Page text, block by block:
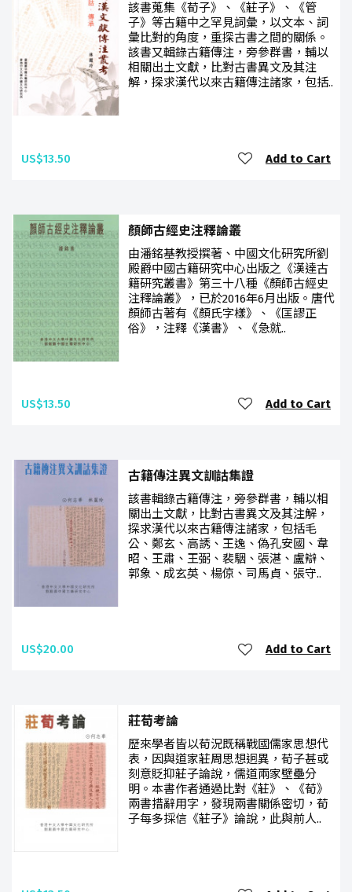
該書蒐集《荀子》、《莊子》、《管
子》等古籍中之罕見詞彙，以文本、詞
彙比對的角度，重探古書之間的關係。
該書又輯錄古籍傳注，旁參群書，輔以
相關出土文獻，比對古書異文及其注
解，探求漢代以來古籍傳注諸家，包括..
US$13.50 Add to Cart
顏師古經史注釋論叢
由潘銘基教授撰著、中國文化研究所劉
殿爵中國古籍研究中心出版之《漢達古
籍研究叢書》第三十八種《顏師古經史
注釋論叢》，已於2016年6月出版。唐代
顏師古著有《顏氏字樣》、《匡謬正
俗》，注釋《漢書》、《急就..
US$13.50 Add to Cart
古籍傳注異文訓詁集證
該書輯錄古籍傳注，旁參群書，輔以相
關出土文獻，比對古書異文及其注解，
探求漢代以來古籍傳注諸家，包括毛
公、鄭玄、高誘、王逸、偽孔安國、韋
昭、王肅、王弼、裴駰、張湛、盧辯、
郭象、成玄英、楊倞、司馬貞、張守..
US$20.00 Add to Cart
莊荀考論
歷來學者皆以荀況既稱戰國儒家思想代
表，因與道家莊周思想迥異，荀子甚或
刻意貶抑莊子論說，儒道兩家壁壘分
明。本書作者通過比對《莊》、《荀》
兩書措辭用字，發現兩書關係密切，荀
子每多採信《莊子》論說，此與前人..